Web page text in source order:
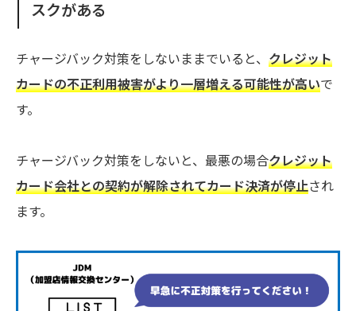
スクがある
チャージバック対策をしないままでいると、 クレジット
カードの不正利用被害がより一層増える可能性が高いで
す。
チャージバック対策をしないと、最悪の場合クレジット
カード会社との契約が解除されてカード決済が停止され
ます。